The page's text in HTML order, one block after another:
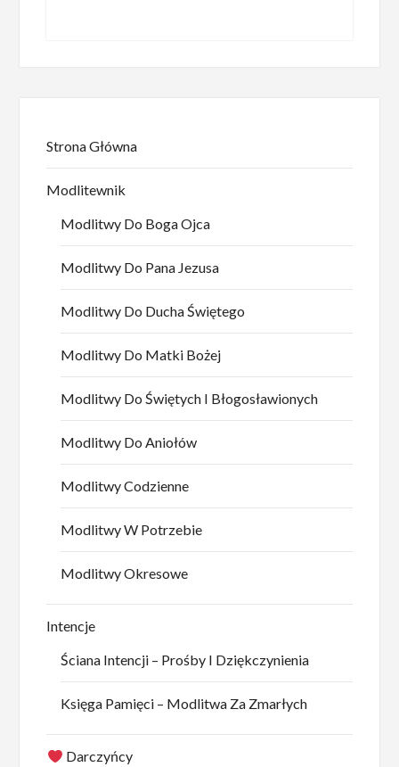
Strona Główna
Modlitewnik
Modlitwy Do Boga Ojca
Modlitwy Do Pana Jezusa
Modlitwy Do Ducha Świętego
Modlitwy Do Matki Bożej
Modlitwy Do Świętych I Błogosławionych
Modlitwy Do Aniołów
Modlitwy Codzienne
Modlitwy W Potrzebie
Modlitwy Okresowe
Intencje
Ściana Intencji – Prośby I Dziękczynienia
Księga Pamięci – Modlitwa Za Zmarłych
Darczyńcy